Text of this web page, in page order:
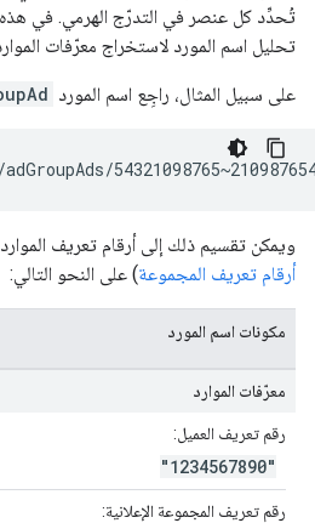
تُحدِّد كل عنصر في التدرّج الهرمي. في هذه
تحليل اسم المورد لاستخراج معرّفات
على سبيل المثال، راجِع اسم المورد
ويمكن تقسيم ذلك إلى أرقام تعريف
أرقام تعريف المجموعة) على النحو التالي:
مكونات اسم المورد
معرّفات الموارد
رقم تعريف العميل:
"1234567890"
رقم تعريف المجموعة الإعلانية: